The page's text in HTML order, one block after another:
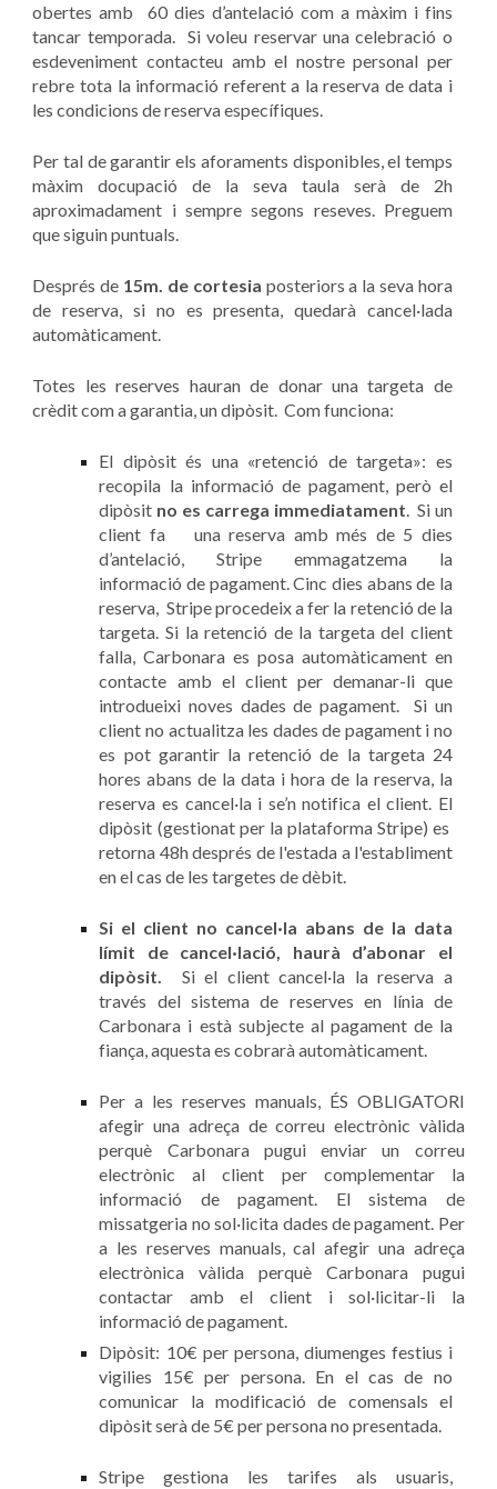
obertes amb 60 dies d’antelació com a màxim i fins
tancar temporada. Si voleu reservar una celebració o
esdeveniment contacteu amb el nostre personal per
rebre tota la informació referent a la reserva de data i
les condicions de reserva específiques.
Per tal de garantir els aforaments disponibles, el temps
màxim docupació de la seva taula serà de 2h
aproximadament i sempre segons reseves. Preguem
que siguin puntuals.
Després de 15m. de cortesia posteriors a la seva hora
de reserva, si no es presenta, quedarà cancel·lada
automàticament.
Totes les reserves hauran de donar una targeta de
crèdit com a garantia, un dipòsit. Com funciona:
El dipòsit és una «retenció de targeta»: es
recopila la informació de pagament, però el
dipòsit no es carrega immediatament. Si un
client fa
una reserva amb més de 5 dies
d’antelació, Stripe emmagatzema la
informació de pagament. Cinc dies abans de la
reserva, Stripe procedeix a fer la retenció de la
targeta. Si la retenció de la targeta del client
falla, Carbonara es posa automàticament en
contacte amb el client per demanar-li que
introdueixi noves dades de pagament. Si un
client no actualitza les dades de pagament i no
es pot garantir la retenció de la targeta 24
hores abans de la data i hora de la reserva, la
reserva es cancel·la i se’n notifica el client. El
dipòsit (gestionat per la plataforma Stripe) es
retorna 48h després de l'estada a l'establiment
en el cas de les targetes de dèbit.
Si el client no cancel·la abans de la data
límit de cancel·lació, haurà d’abonar el
dipòsit. Si el client cancel·la la reserva a
través del sistema de reserves en línia de
Carbonara i està subjecte al pagament de la
fiança, aquesta es cobrarà automàticament.
Per a les reserves manuals, ÉS OBLIGATORI
afegir una adreça de correu electrònic vàlida
perquè Carbonara pugui enviar un correu
electrònic al client per complementar la
informació de pagament. El sistema de
missatgeria no sol·licita dades de pagament. Per
a les reserves manuals, cal afegir una adreça
electrònica vàlida perquè Carbonara pugui
contactar amb el client i sol·licitar-li la
informació de pagament.
Dipòsit: 10€ per persona, diumenges festius i
vigilies 15€ per persona. En el cas de no
comunicar la modificació de comensals el
dipòsit serà de 5€ per persona no presentada.
Stripe gestiona les tarifes als usuaris,